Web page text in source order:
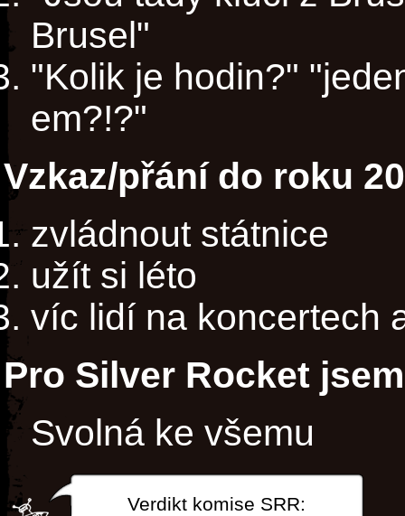
Brusel"
"Kolik je hodin?"
em?!?"
Vzkaz/přání do roku
zvládnout státnice
užít si léto
víc lidí na koncertech
Pro Silver Rocket jsem
Svolná ke všemu
Verdikt komise SRR: